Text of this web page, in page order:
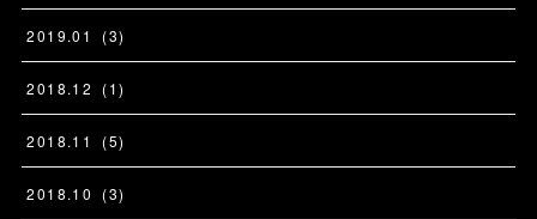
2019.01 (3)
2018.12 (1)
2018.11 (5)
2018.10 (3)